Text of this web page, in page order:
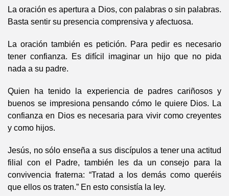
La oración es apertura a Dios, con palabras o sin palabras.
Basta sentir su presencia comprensiva y afectuosa.
La oración también es petición. Para pedir es necesario
tener confianza. Es difícil imaginar un hijo que no pida
nada a su padre.
Quien ha tenido la experiencia de padres cariñosos y
buenos se impresiona pensando cómo le quiere Dios. La
confianza en Dios es necesaria para vivir como creyentes
y como hijos.
Jesús, no sólo enseña a sus discípulos a tener una actitud
filial con el Padre, también les da un consejo para la
convivencia fraterna: “Tratad a los demás como queréis
que ellos os traten.” En esto consistía la ley.